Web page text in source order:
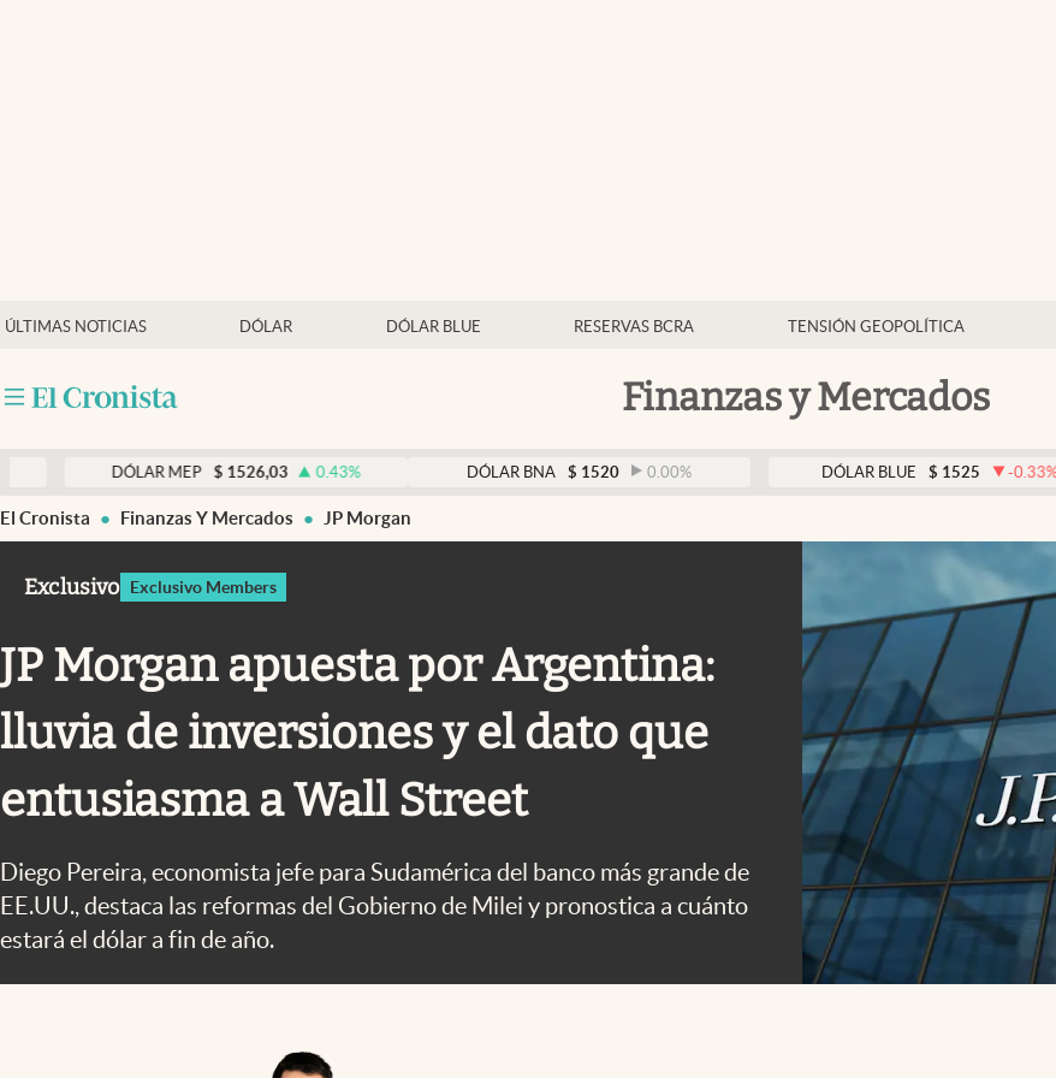
ÚLTIMAS NOTICIAS DÓLAR DÓLAR BLUE RESERVAS BCRA TENSIÓN GEOPOLÍTICA
Finanzas y Mercados
Mercados Online
Otras secciones
Clase
Clima
Mundial 2026
Eventos Corporativos
El Cronista Studio
abre en nueva pestaña
DÓLAR MEP $ 1526,03 0.43% DÓLAR BNA $ 1520 0.00% DÓLAR BLUE $ 1525 -0.33%
El Cronista Finanzas Y Mercados JP Morgan
Exclusivo Exclusivo Members
JP Morgan apuesta por Argentina:
lluvia de inversiones y el dato que
entusiasma a Wall Street
Diego Pereira, economista jefe para Sudamérica del banco más grande de
EE.UU., destaca las reformas del Gobierno de Milei y pronostica a cuánto
estará el dólar a fin de año.